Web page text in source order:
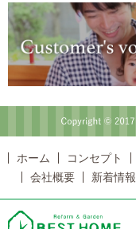
ホーム コンセプト
会社概要
新着情報